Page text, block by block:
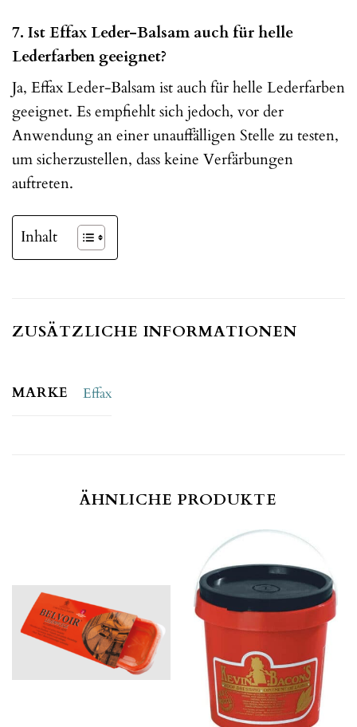
7. Ist Effax Leder-Balsam auch für helle
Lederfarben geeignet?
Ja, Effax Leder-Balsam ist auch für helle Lederfarben
geeignet. Es empfiehlt sich jedoch, vor der
Anwendung an einer unauffälligen Stelle zu testen,
um sicherzustellen, dass keine Verfärbungen
auftreten.
Inhalt
ZUSÄTZLICHE INFORMATIONEN
MARKE Effax
ÄHNLICHE PRODUKTE